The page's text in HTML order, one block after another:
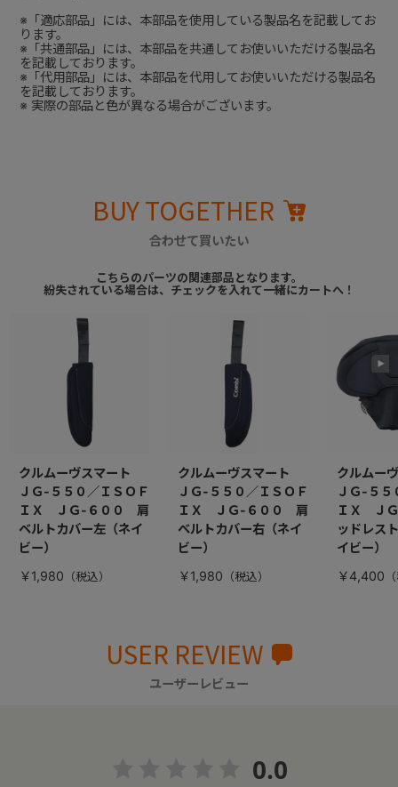
※「適応部品」には、本部品を使用している製品名を記載してお
ります。
※「共通部品」には、本部品を共通してお使いいただける製品名
を記載しております。
※「代用部品」には、本部品を代用してお使いいただける製品名
を記載しております。
※ 実際の部品と色が異なる場合がございます。
BUY TOGETHER
合わせて買いたい
こちらのパーツの関連部品となります。
紛失されている場合は、チェックを入れて一緒にカートへ！
クルムーヴスマート
ＪＧ-５５０／ＩＳＯＦ
ＩＸ ＪＧ-６００ 肩
ベルトカバー左（ネイ
ビー）
￥1,980
クルムーヴスマート
ＪＧ-５５０／ＩＳＯＦ
ＩＸ ＪＧ-６００ 肩
ベルトカバー右（ネイ
ビー）
￥1,980
クルムー
ＪＧ-５５
ＩＸ Ｊ
ッドレス
イビー）
￥4,400
USER REVIEW
ユーザーレビュー
0.0